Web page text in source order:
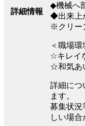
詳細情報
◆機械へ
◆出来上
※クリー
＜職場環
☆キレイ
☆和気あ
詳細につ
ます。
募集状況
しい場合